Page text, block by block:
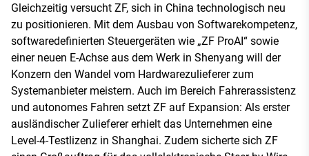
Gleichzeitig versucht ZF, sich in China technologisch neu
zu positionieren. Mit dem Ausbau von Softwarekompetenz,
softwaredefinierten Steuergeräten wie „ZF ProAI“ sowie
einer neuen E-Achse aus dem Werk in Shenyang will der
Konzern den Wandel vom Hardwarezulieferer zum
Systemanbieter meistern. Auch im Bereich Fahrerassistenz
und autonomes Fahren setzt ZF auf Expansion: Als erster
ausländischer Zulieferer erhielt das Unternehmen eine
Level-4-Testlizenz in Shanghai. Zudem sicherte sich ZF